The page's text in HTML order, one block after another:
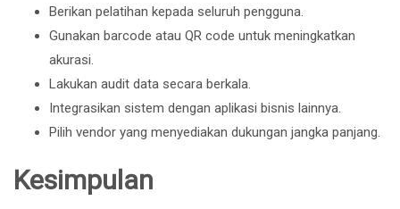
Berikan pelatihan kepada seluruh pengguna.
Gunakan barcode atau QR code untuk meningkatkan
akurasi.
Lakukan audit data secara berkala.
Integrasikan sistem dengan aplikasi bisnis lainnya.
Pilih vendor yang menyediakan dukungan jangka panjang.
Kesimpulan